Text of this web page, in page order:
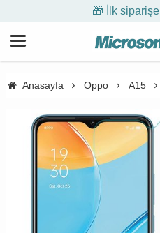
🎁 İlk
Anasayfa Oppo A15